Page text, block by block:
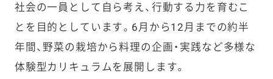
社会の一員として自ら考え、行動する力を育むこ
とを目的としています。6月から12月までの約半
年間、野菜の栽培から料理の企画・実践など多様な
体験型カリキュラムを展開します。